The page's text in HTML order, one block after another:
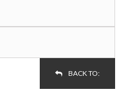
BACK TO: